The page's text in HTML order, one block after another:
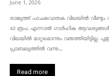
June 1, 2026
രാജ്യത്ത് പാചകവാതക വിലയിൽ വീണ്ടും
42 രൂപ. എന്നാൽ ഗാർഹിക
വിലയിൽ മാറ്റമൊന്നും
പ്രാബല്യത്തിൽ വന്നു....
Read more